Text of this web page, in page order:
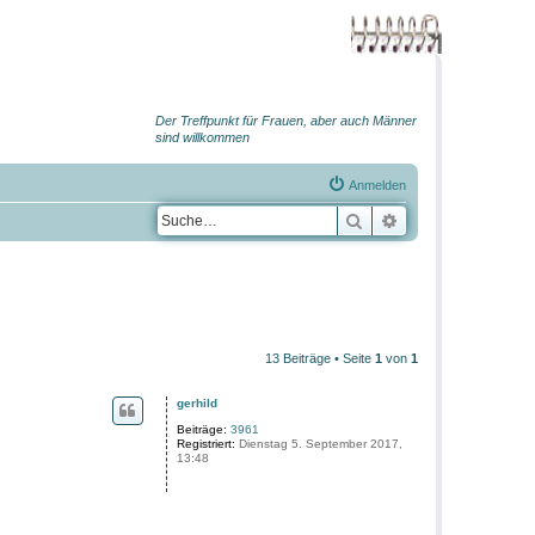
Der Treffpunkt für Frauen, aber auch Männer
sind willkommen
Anmelden
Suche
13 Beiträge • Seite 1von 1
gerhild
Beiträge: 3961
Registriert: Dienstag 5. September 2017,
13:48